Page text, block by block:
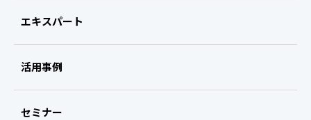
リサーチ支援
ビザスクinterview
ビザスクexpert survey
エキスパート
活用事例
セミナー